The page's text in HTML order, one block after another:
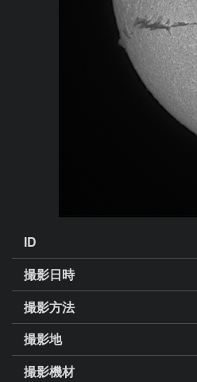
ID
撮影日時
撮影方法
撮影地
撮影機材